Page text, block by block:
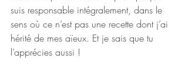
suis responsable intégralement, dans le
sens où ce n’est pas une recette dont j’ai
hérité de mes aïeux. Et je sais que tu
l’apprécies aussi !